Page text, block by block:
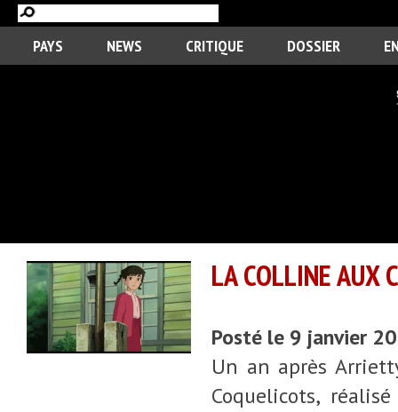
PAYS NEWS CRITIQUE DOSSIER
LA COLLINE AUX
Posté le 9 janvier
Un an après
Coquelicots,